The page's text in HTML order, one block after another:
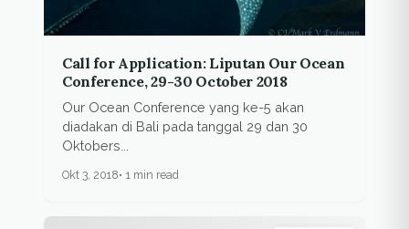
Call for Application: Liputan Our Ocean
Conference, 29-30 October 2018
Our Ocean Conference yang ke-5 akan
diadakan di Bali pada tanggal 29 dan 30
Oktobers...
Okt 3, 2018 1 min read